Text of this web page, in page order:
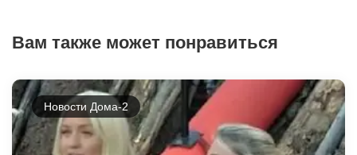
Вам также может понравиться
Новости Дома-2